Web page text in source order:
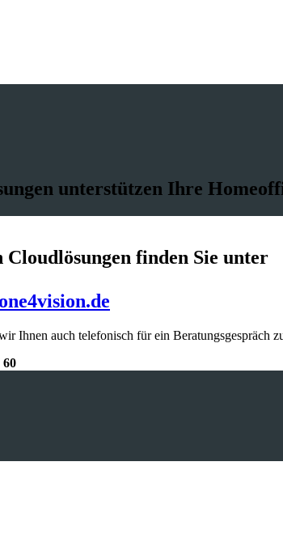
unterstützen Ihre
Cloudlösungen finden Sie unter
Ihnen auch telefonisch für ein Beratungsgespräch
60